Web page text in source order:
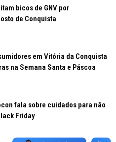
bicos de GNV por
de Conquista
em Vitória da Conquista
na Semana Santa e Páscoa
fala sobre cuidados para não
Friday